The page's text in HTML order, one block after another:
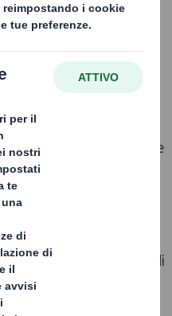
e
in cartone ondulato
si tratta di proteggere
e in vetro.
l’integrità dei
anche di
alla elevata qualità di